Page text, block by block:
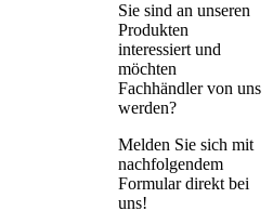
Sie sind an unseren
Produkten
interessiert und
möchten
Fachhändler von uns
werden?
Melden Sie sich mit
nachfolgendem
Formular direkt bei
uns!